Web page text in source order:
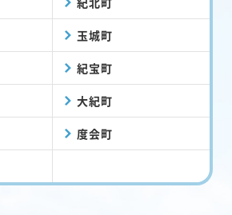
紀北町
玉城町
紀宝町
大紀町
度会町